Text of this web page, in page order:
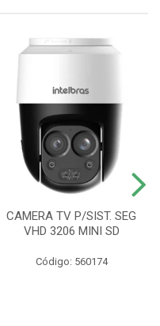
CAMERA TV P/SIST. SEG
VHD 3206 MINI SD
Código: 560174